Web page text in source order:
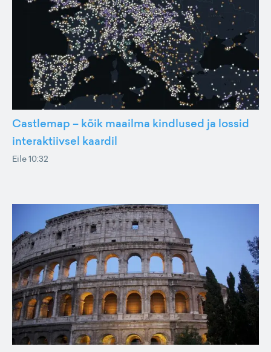
Castlemap – kõik maailma kindlused ja lossid
interaktiivsel kaardil
Eile 10:32